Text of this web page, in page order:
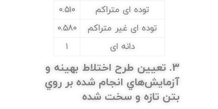
توده ای متراکم
۰.۵۱۰
توده ای غیر متراکم
۰.۵۸۰
دانه ای
۱
3. تعيين طرح اختلاط بهينه و
آزمايش‌هاي انجام شده بر روي
بتن تازه و سخت شده